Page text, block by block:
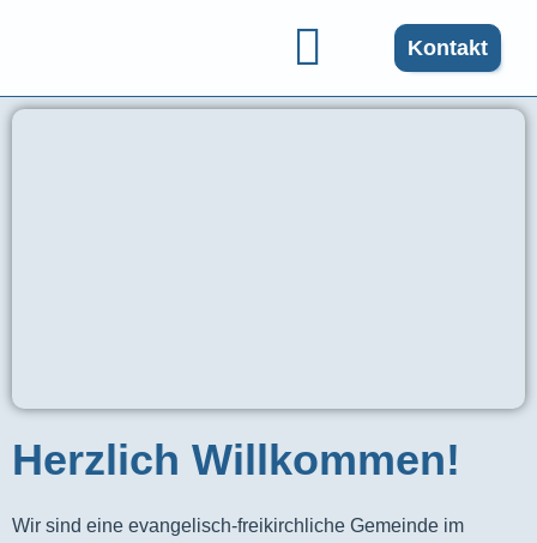
Kontakt
Herzlich Willkommen!
Wir sind eine evangelisch-freikirchliche Gemeinde im